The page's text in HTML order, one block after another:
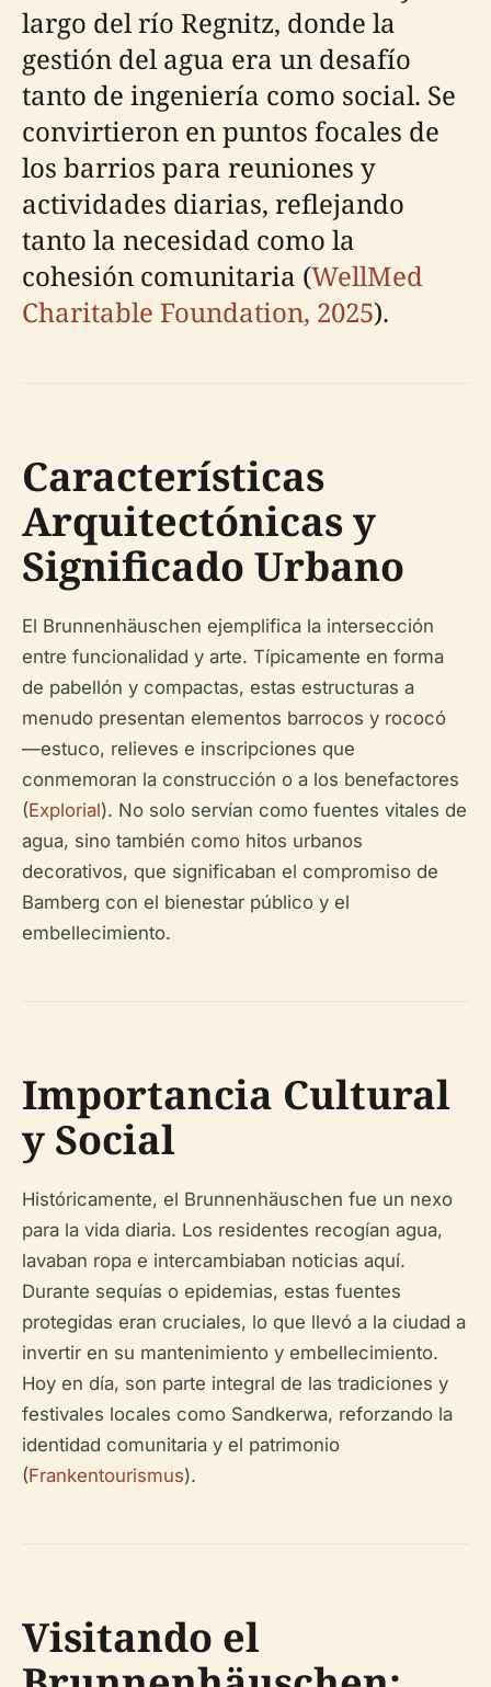
largo del río Regnitz, donde la
gestión del agua era un desafío
tanto de ingeniería como social. Se
convirtieron en puntos focales de
los barrios para reuniones y
actividades diarias, reflejando
tanto la necesidad como la
cohesión comunitaria (WellMed
Charitable Foundation, 2025).
Características
Arquitectónicas y
Significado Urbano
El Brunnenhäuschen ejemplifica la intersección
entre funcionalidad y arte. Típicamente en forma
de pabellón y compactas, estas estructuras a
menudo presentan elementos barrocos y rococó
—estuco, relieves e inscripciones que
conmemoran la construcción o a los benefactores
(Explorial). No solo servían como fuentes vitales de
agua, sino también como hitos urbanos
decorativos, que significaban el compromiso de
Bamberg con el bienestar público y el
embellecimiento.
Importancia Cultural
y Social
Históricamente, el Brunnenhäuschen fue un nexo
para la vida diaria. Los residentes recogían agua,
lavaban ropa e intercambiaban noticias aquí.
Durante sequías o epidemias, estas fuentes
protegidas eran cruciales, lo que llevó a la ciudad a
invertir en su mantenimiento y embellecimiento.
Hoy en día, son parte integral de las tradiciones y
festivales locales como Sandkerwa, reforzando la
identidad comunitaria y el patrimonio
(Frankentourismus).
Visitando el